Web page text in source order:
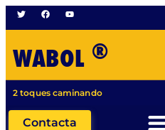
WABOL ®
2 toques caminando
Contacta